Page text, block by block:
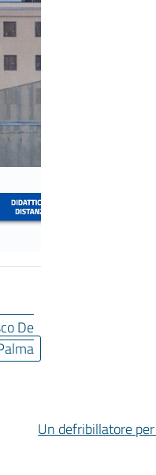
De
Un defribillatore